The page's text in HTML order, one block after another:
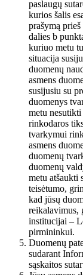
paslaugų
kurios šalis
prašymą
dalies b
kuriuo metu
situacija
duomenų
asmens
susijusiu su
duomenys
metu
rinkodaros
tvarkymui
asmens
duomenų
duomenų
metu atšaukti
teisėtumo,
kad jūsų
reikalavimus,
institucijai –
pirmininkui.
Duomenų
sudarant
sąskaitos